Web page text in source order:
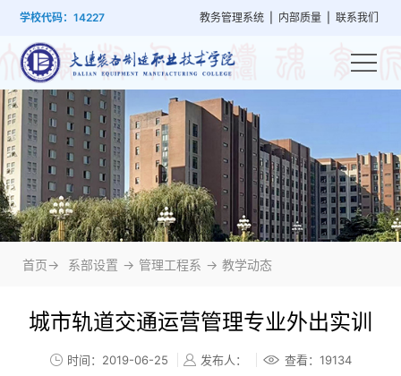
学校代码：14227 教务管理系统 内部质量 联系我们
概
况
建
设
管
理
设
置
工
作
就
业
培
训
首页-> 系部设置 -> 管理工程系 -> 教学动态
城市轨道交通运营管理专业外出实训
时间：2019-06-25 发布人： 查看： 19134